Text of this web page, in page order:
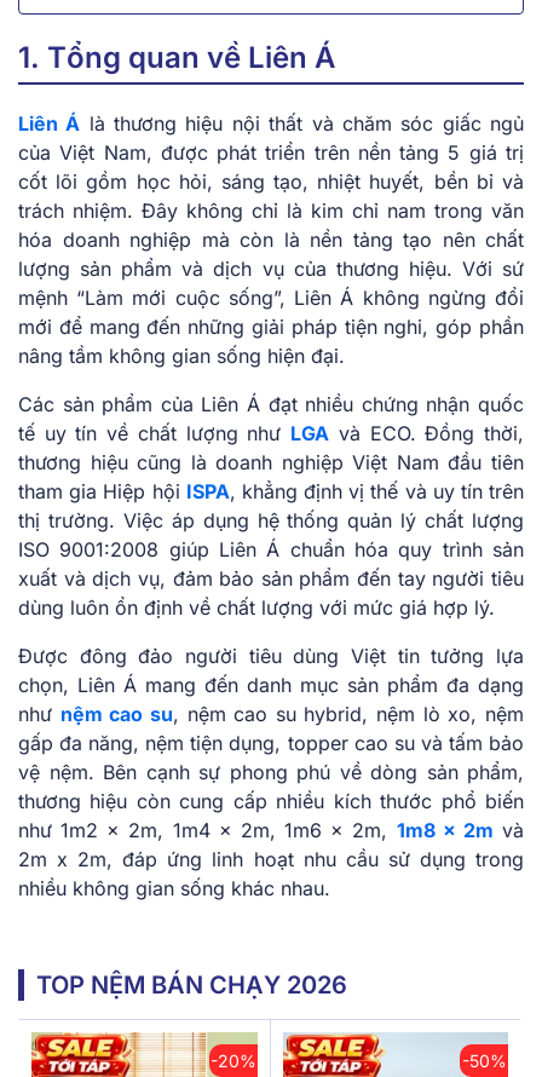
1. Tổng quan về Liên Á
Liên Á là thương hiệu nội thất và chăm sóc giấc ngủ
của Việt Nam, được phát triển trên nền tảng 5 giá trị
cốt lõi gồm học hỏi, sáng tạo, nhiệt huyết, bền bỉ và
trách nhiệm. Đây không chỉ là kim chỉ nam trong văn
hóa doanh nghiệp mà còn là nền tảng tạo nên chất
lượng sản phẩm và dịch vụ của thương hiệu. Với sứ
mệnh “Làm mới cuộc sống”, Liên Á không ngừng đổi
mới để mang đến những giải pháp tiện nghi, góp phần
nâng tầm không gian sống hiện đại.
Các sản phẩm của Liên Á đạt nhiều chứng nhận quốc
tế uy tín về chất lượng như LGA và ECO. Đồng thời,
thương hiệu cũng là doanh nghiệp Việt Nam đầu tiên
tham gia Hiệp hội ISPA, khẳng định vị thế và uy tín trên
thị trường. Việc áp dụng hệ thống quản lý chất lượng
ISO 9001:2008 giúp Liên Á chuẩn hóa quy trình sản
xuất và dịch vụ, đảm bảo sản phẩm đến tay người tiêu
dùng luôn ổn định về chất lượng với mức giá hợp lý.
Được đông đảo người tiêu dùng Việt tin tưởng lựa
chọn, Liên Á mang đến danh mục sản phẩm đa dạng
như nệm cao su, nệm cao su hybrid, nệm lò xo, nệm
gấp đa năng, nệm tiện dụng, topper cao su và tấm bảo
vệ nệm. Bên cạnh sự phong phú về dòng sản phẩm,
thương hiệu còn cung cấp nhiều kích thước phổ biến
như 1m2 x 2m, 1m4 x 2m, 1m6 x 2m, 1m8 x 2m và
2m x 2m, đáp ứng linh hoạt nhu cầu sử dụng trong
nhiều không gian sống khác nhau.
TOP NỆM BÁN CHẠY 2026
-20% -50%